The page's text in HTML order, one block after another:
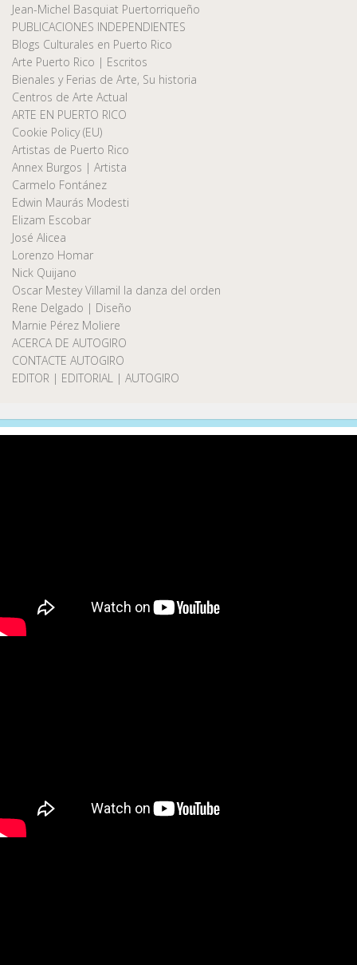
Jean-Michel Basquiat Puertorriqueño
PUBLICACIONES INDEPENDIENTES
Blogs Culturales en Puerto Rico
Arte Puerto Rico | Escritos
Bienales y Ferias de Arte, Su historia
Centros de Arte Actual
ARTE EN PUERTO RICO
Cookie Policy (EU)
Artistas de Puerto Rico
Annex Burgos | Artista
Carmelo Fontánez
Edwin Maurás Modesti
Elizam Escobar
José Alicea
Lorenzo Homar
Nick Quijano
Oscar Mestey Villamil la danza del orden
Rene Delgado | Diseño
Marnie Pérez Moliere
ACERCA DE AUTOGIRO
CONTACTE AUTOGIRO
EDITOR | EDITORIAL | AUTOGIRO